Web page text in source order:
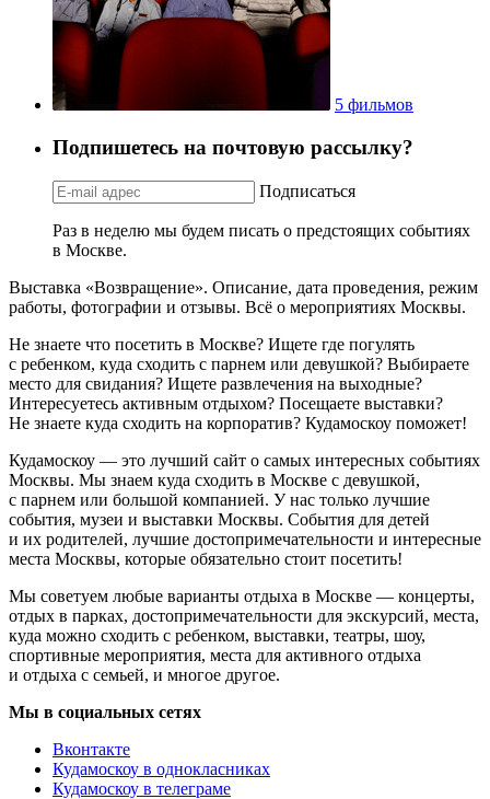
5 фильмов
Подпишетесь на почтовую рассылку?
Подписаться
Раз в неделю мы будем писать о предстоящих событиях
в Москве.
Выставка «Возвращение». Описание, дата проведения, режим
работы, фотографии и отзывы. Всё о мероприятиях Москвы.
Не знаете что посетить в Москве? Ищете где погулять
с ребенком, куда сходить с парнем или девушкой? Выбираете
место для свидания? Ищете развлечения на выходные?
Интересуетесь активным отдыхом? Посещаете выставки?
Не знаете куда сходить на корпоратив? Кудамоскоу поможет!
Кудамоскоу — это лучший сайт о самых интересных событиях
Москвы. Мы знаем куда сходить в Москве с девушкой,
с парнем или большой компанией. У нас только лучшие
события, музеи и выставки Москвы. События для детей
и их родителей, лучшие достопримечательности и интересные
места Москвы, которые обязательно стоит посетить!
Мы советуем любые варианты отдыха в Москве — концерты,
отдых в парках, достопримечательности для экскурсий, места,
куда можно сходить с ребенком, выставки, театры, шоу,
спортивные мероприятия, места для активного отдыха
и отдыха с семьей, и многое другое.
Мы в социальных сетях
Вконтакте
Кудамоскоу в однокласниках
Кудамоскоу в телеграме